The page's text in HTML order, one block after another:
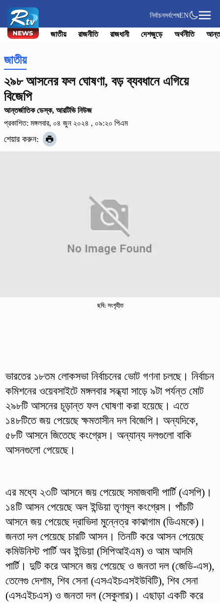
নির্বাচনসর্বশেষEN
জাতীয় রাজনীতি রাজধানী দেশজুড়ে অর্থনীতি
জাতীয়
২৯৮ আসনের ফল ঘোষণা, বড় ব্যবধানে এগিয়ে
বিজেপি
আন্তর্জাতিক ডেস্ক, আরটিভি নিউজ
প্রকাশিত: মঙ্গলবার, ০৪ জুন ২০২৪ , ০৯:২০ পিএম
শেয়ার করুন:
ছবি: সংগৃহীত
ভারতের ১৮তম লোকসভা নির্বাচনের ভোট গণনা চলছে। নির্বাচন
কমিশনের ওয়েবসাইটে মঙ্গলবার সন্ধ্যা সাড়ে ৯টা পর্যন্ত মোট
২৯৮টি আসনের চূড়ান্ত ফল ঘোষণা করা হয়েছে। এতে
১৪৮টিতে জয় পেয়েছে ক্ষমতাসীন দল বিজেপি। অন্যদিকে,
৫৮টি আসনে জিতেছে কংগ্রেস। অন্যান্য দলগুলো বাকি
আসনগুলো পেয়েছে।
এর মধ্যে ২৩টি আসনে জয় পেয়েছে সমাজবাদী পার্টি (এসপি)।
১৪টি আসন পেয়েছে অল ইন্ডিয়া তৃণমূল কংগ্রেস। পাঁচটি
আসনে জয় পেয়েছে দ্রাভিদা মুন্নেত্র কাঝাগাম (ডিএমকে)।
জনতা দল পেয়েছে চারটি আসন। তিনটি করে আসন পেয়েছে
কমিউনিস্ট পার্টি অব ইন্ডিয়া (সিপিআইএম) ও আম আদমি
পার্টি। দুটি করে আসনে জয় পেয়েছে ও জনতা দল (জেডি-এস),
তেলেগু দেশাম, শিব সেনা (এসএইচএসইউবিটি), শিব সেনা
(এসএইচএস) ও জনতা দল (সেকুলার)। এছাড়া একটি করে